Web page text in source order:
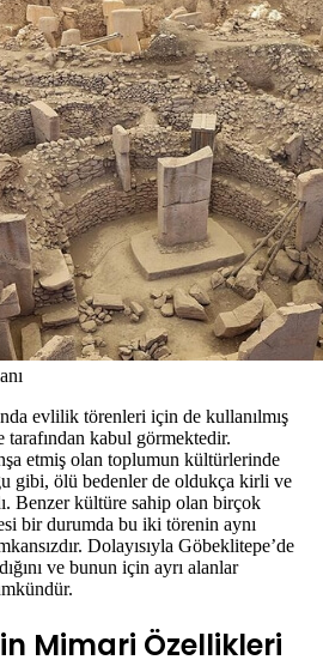
evlilik törenleri için de kullanılmış
kabul görmektedir.
etmiş olan toplumun kültürlerinde
gibi, ölü bedenler de oldukça kirli ve
Benzer kültüre sahip olan birçok
bir durumda bu iki törenin aynı
Dolayısıyla Göbeklitepe’de
ve bunun için ayrı alanlar
Mimari Özellikleri